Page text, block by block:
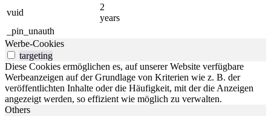
vuid
2
years
_pin_unauth
Werbe-Cookies
targeting
Diese Cookies ermöglichen es, auf unserer Website verfügbare
Werbeanzeigen auf der Grundlage von Kriterien wie z. B. der
veröffentlichten Inhalte oder die Häufigkeit, mit der die Anzeigen
angezeigt werden, so effizient wie möglich zu verwalten.
Others